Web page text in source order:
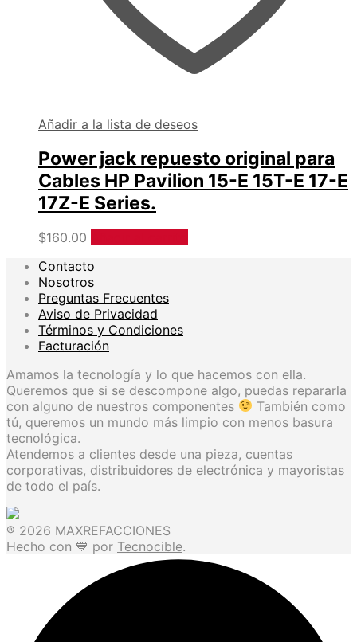
Añadir a la lista de deseos
Power jack repuesto original para
Cables HP Pavilion 15-E 15T-E 17-E
17Z-E Series.
$160.00
Contacto
Nosotros
Preguntas Frecuentes
Aviso de Privacidad
Términos y Condiciones
Facturación
Amamos la tecnología y lo que hacemos con ella.
Queremos que si se descompone algo, puedas repararla
con alguno de nuestros componentes
También como
tú, queremos un mundo más limpio con menos basura
tecnológica.
Atendemos a clientes desde una pieza, cuentas
corporativas, distribuidores de electrónica y mayoristas
de todo el país.
® 2026 MAXREFACCIONES
Hecho con 💙 por Tecnocible.